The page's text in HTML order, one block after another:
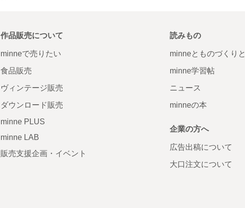
作品販売について
minneで売りたい
食品販売
ヴィンテージ販売
ダウンロード販売
minne PLUS
minne LAB
販売支援企画・イベント
読みもの
minneとものづくりと
minne学習帖
ニュース
minneの本
企業の方へ
広告出稿について
大口注文について